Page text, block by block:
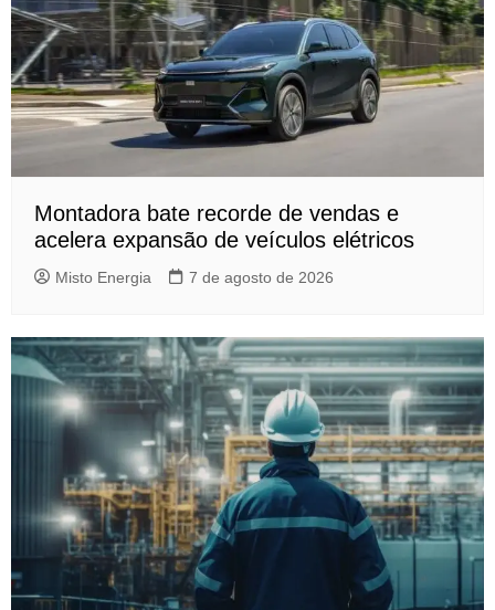
Montadora bate recorde de vendas e
acelera expansão de veículos elétricos
Misto Energia 7 de agosto de 2026